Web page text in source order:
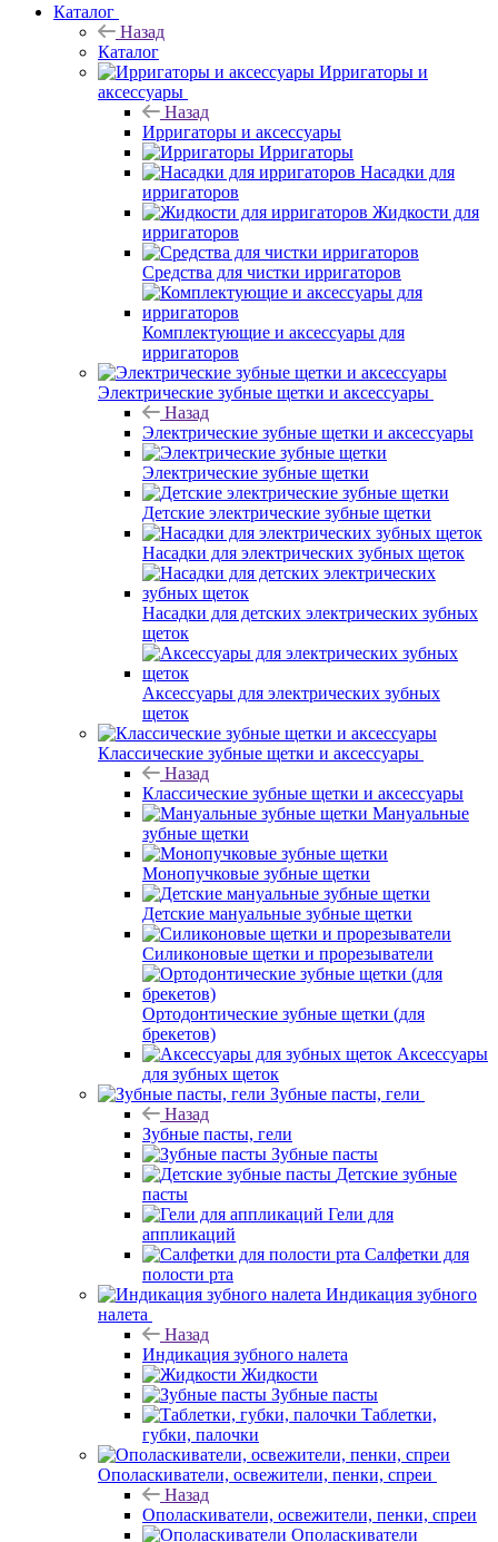
Каталог
Назад
Каталог
Ирригаторы и
аксессуары
Назад
Ирригаторы и аксессуары
Ирригаторы
Насадки для
ирригаторов
Жидкости для
ирригаторов
Средства для чистки ирригаторов
Комплектующие и аксессуары для
ирригаторов
Электрические зубные щетки и аксессуары
Назад
Электрические зубные щетки и аксессуары
Электрические зубные щетки
Детские электрические зубные щетки
Насадки для электрических зубных щеток
Насадки для детских электрических зубных
щеток
Аксессуары для электрических зубных
щеток
Классические зубные щетки и аксессуары
Назад
Классические зубные щетки и аксессуары
Мануальные
зубные щетки
Монопучковые зубные щетки
Детские мануальные зубные щетки
Силиконовые щетки и прорезыватели
Ортодонтические зубные щетки (для
брекетов)
Аксессуары
для зубных щеток
Зубные пасты, гели
Назад
Зубные пасты, гели
Зубные пасты
Детские зубные
пасты
Гели для
аппликаций
Салфетки для
полости рта
Индикация зубного
налета
Назад
Индикация зубного налета
Жидкости
Зубные пасты
Таблетки,
губки, палочки
Ополаскиватели, освежители, пенки, спреи
Назад
Ополаскиватели, освежители, пенки, спреи
Ополаскиватели